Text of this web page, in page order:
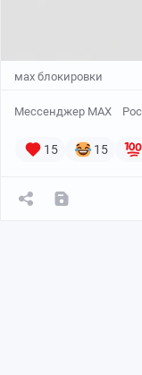
мах блокировки
Мессенджер MAX
15 15